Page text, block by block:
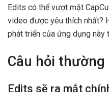
Edits có thể vượt mặt
video được yêu thích nhất?
phát triển của ứng dụng này
Câu hỏi thường
Edits sẽ ra mắt